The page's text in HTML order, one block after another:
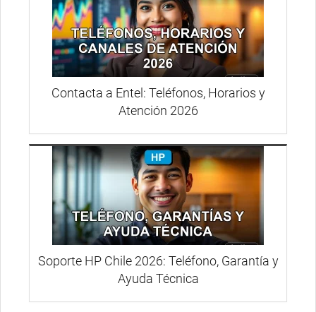
Contacta a Entel: Teléfonos, Horarios y
Atención 2026
Soporte HP Chile 2026: Teléfono, Garantía y
Ayuda Técnica